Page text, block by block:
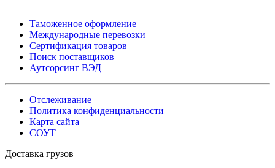
Таможенное оформление
Международные перевозки
Сертификация товаров
Поиск поставщиков
Аутсорсинг ВЭД
Отслеживание
Политика конфиденциальности
Карта сайта
СОУТ
Доставка грузов